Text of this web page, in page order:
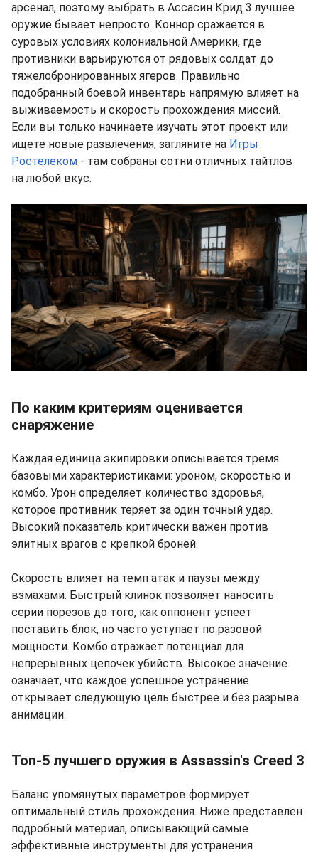
арсенал, поэтому выбрать в Ассасин Крид 3 лучшее
оружие бывает непросто. Коннор сражается в
суровых условиях колониальной Америки, где
противники варьируются от рядовых солдат до
тяжелобронированных ягеров. Правильно
подобранный боевой инвентарь напрямую влияет на
выживаемость и скорость прохождения миссий.
Если вы только начинаете изучать этот проект или
ищете новые развлечения, загляните на Игры
Ростелеком - там собраны сотни отличных тайтлов
на любой вкус.
По каким критериям оценивается
снаряжение
Каждая единица экипировки описывается тремя
базовыми характеристиками: уроном, скоростью и
комбо. Урон определяет количество здоровья,
которое противник теряет за один точный удар.
Высокий показатель критически важен против
элитных врагов с крепкой броней.
Скорость влияет на темп атак и паузы между
взмахами. Быстрый клинок позволяет наносить
серии порезов до того, как оппонент успеет
поставить блок, но часто уступает по разовой
мощности. Комбо отражает потенциал для
непрерывных цепочек убийств. Высокое значение
означает, что каждое успешное устранение
открывает следующую цель быстрее и без разрыва
анимации.
Топ-5 лучшего оружия в Assassin's Creed 3
Баланс упомянутых параметров формирует
оптимальный стиль прохождения. Ниже представлен
подробный материал, описывающий самые
эффективные инструменты для устранения